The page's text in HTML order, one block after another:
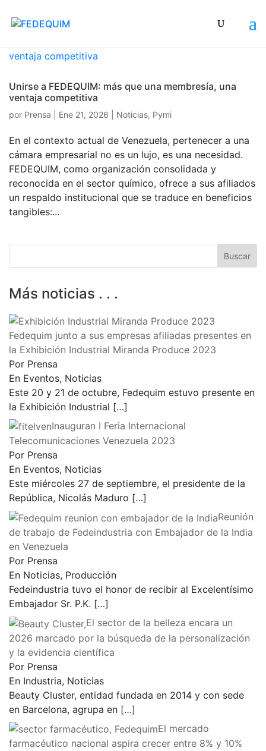
Unirse a FEDEQUIM: más que una membresía, una
ventaja competitiva
por Prensa Ene 21, 2026 Noticias, Pymi
En el contexto actual de Venezuela, pertenecer a una
cámara empresarial no es un lujo, es una necesidad.
FEDEQUIM, como organización consolidada y
reconocida en el sector químico, ofrece a sus afiliados
un respaldo institucional que se traduce en beneficios
tangibles:...
Más noticias . . .
Fedequim junto a sus empresas afiliadas presentes en
la Exhibición Industrial Miranda Produce 2023
Por Prensa
En Eventos, Noticias
Este 20 y 21 de octubre, Fedequim estuvo presente en
la Exhibición Industrial […]
Inauguran I Feria Internacional
Telecomunicaciones Venezuela 2023
Por Prensa
En Eventos, Noticias
Este miércoles 27 de septiembre, el presidente de la
República, Nicolás Maduro […]
Reunión
de trabajo de Fedeindustria con Embajador de la India
en Venezuela
Por Prensa
En Noticias, Producción
Fedeindustria tuvo el honor de recibir al Excelentísimo
Embajador Sr. P.K. […]
El sector de la belleza encara un
2026 marcado por la búsqueda de la personalización
y la evidencia científica
Por Prensa
En Industria, Noticias
Beauty Cluster, entidad fundada en 2014 y con sede
en Barcelona, agrupa en […]
El mercado
farmacéutico nacional aspira crecer entre 8% y 10%